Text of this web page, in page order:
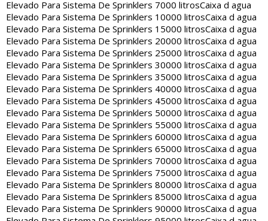
Elevado Para Sistema De Sprinklers 7000 litrosCaixa d agua
Elevado Para Sistema De Sprinklers 10000 litrosCaixa d agua
Elevado Para Sistema De Sprinklers 15000 litrosCaixa d agua
Elevado Para Sistema De Sprinklers 20000 litrosCaixa d agua
Elevado Para Sistema De Sprinklers 25000 litrosCaixa d agua
Elevado Para Sistema De Sprinklers 30000 litrosCaixa d agua
Elevado Para Sistema De Sprinklers 35000 litrosCaixa d agua
Elevado Para Sistema De Sprinklers 40000 litrosCaixa d agua
Elevado Para Sistema De Sprinklers 45000 litrosCaixa d agua
Elevado Para Sistema De Sprinklers 50000 litrosCaixa d agua
Elevado Para Sistema De Sprinklers 55000 litrosCaixa d agua
Elevado Para Sistema De Sprinklers 60000 litrosCaixa d agua
Elevado Para Sistema De Sprinklers 65000 litrosCaixa d agua
Elevado Para Sistema De Sprinklers 70000 litrosCaixa d agua
Elevado Para Sistema De Sprinklers 75000 litrosCaixa d agua
Elevado Para Sistema De Sprinklers 80000 litrosCaixa d agua
Elevado Para Sistema De Sprinklers 85000 litrosCaixa d agua
Elevado Para Sistema De Sprinklers 90000 litrosCaixa d agua